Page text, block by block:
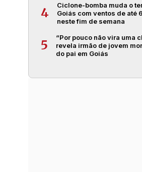
4
Ciclone-bomba muda o
Goiás com ventos de até
neste fim de semana
5
“Por pouco não vira uma
revela irmão de jovem
do pai em Goiás